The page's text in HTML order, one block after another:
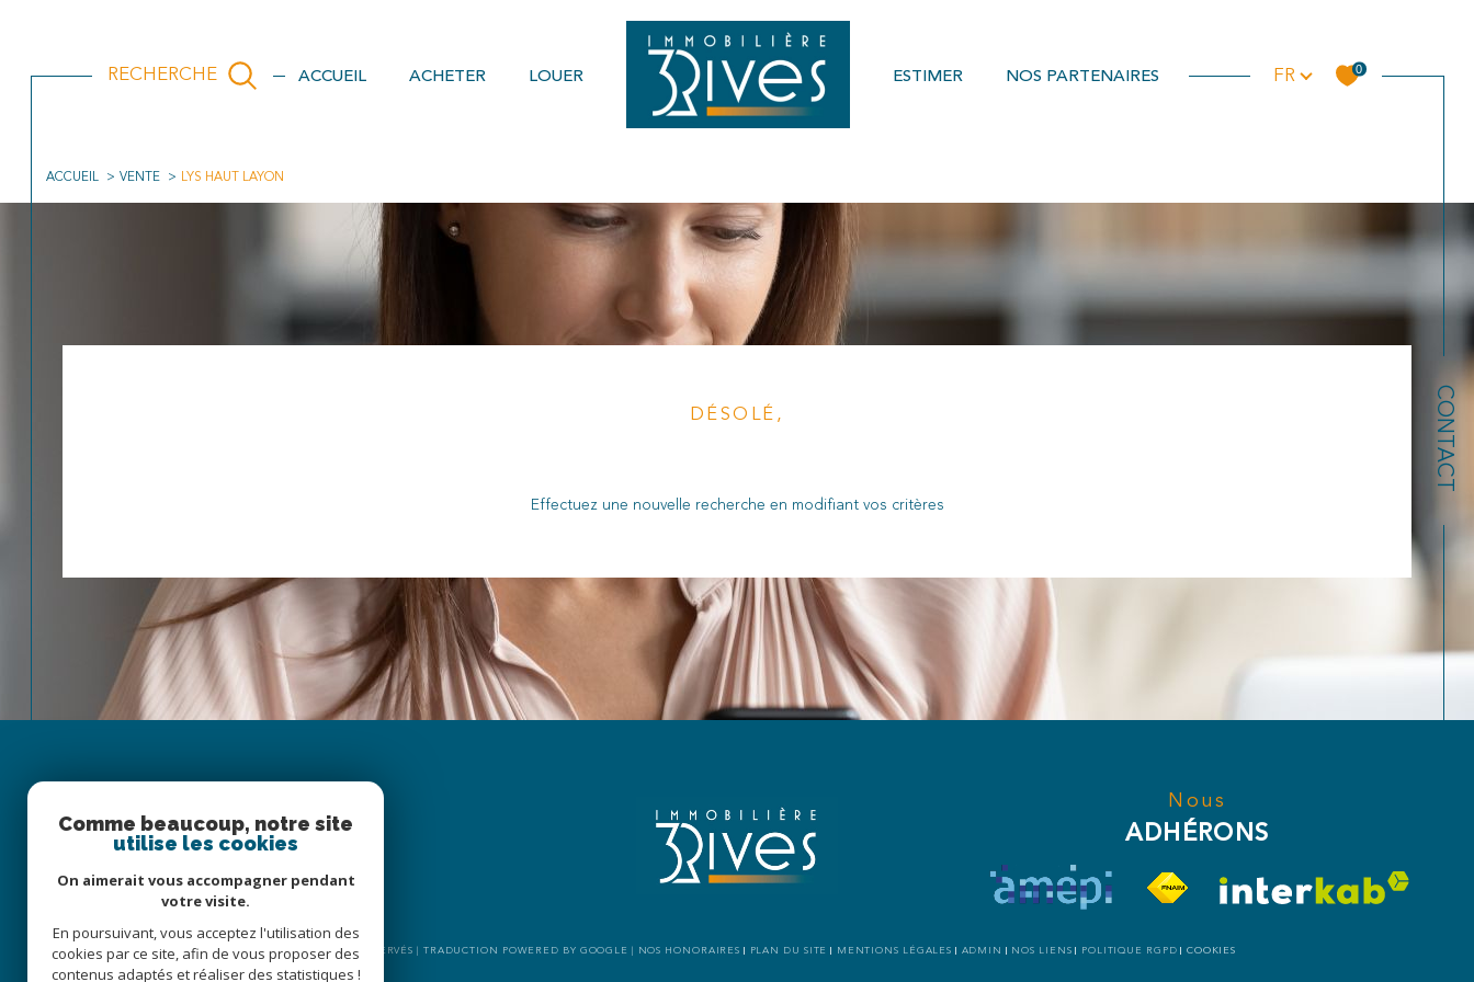
ACCUEIL ACHETER LOUER ESTIMER NOS PARTENAIRES
RECHERCHE Langue
FR 0
CONTACT
Acheter
de l'ancien
Estimer
BUDGET
null Réinitialiser les filtres
ACCUEIL VENTE LYS HAUT LAYON
DÉSOLÉ,
Effectuez une nouvelle recherche en modifiant vos critères
PROPRIÉTAIRE
Se connecter
Nous
ADHÉRONS
© 2026 | TOUS DROITS RÉSERVÉS | TRADUCTION POWERED BY GOOGLE | NOS HONORAIRES PLAN DU SITE MENTIONS LÉGALES ADMIN NOS LIENS POLITIQUE RGPD COOKIES
Comme beaucoup, notre site
utilise les cookies
On aimerait vous accompagner pendant
votre visite.
En poursuivant, vous acceptez l'utilisation des
cookies par ce site, afin de vous proposer des
contenus adaptés et réaliser des statistiques !